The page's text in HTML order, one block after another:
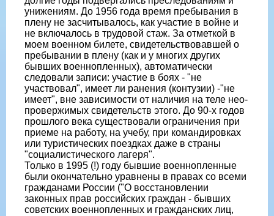
унижениям. До 1956 года время пребывания в
плену не засчитывалось, как участие в войне и
не включалось в трудовой стаж. За отметкой в
моем военном билете, свидетельствовавшей о
пребывании в плену (как и у многих других
бывших военнопленных), автоматически
следовали записи: участие в боях - "не
участвовал", имеет ли ранения (контузии) -"не
имеет", вне зависимости от наличия на теле нео-
провержимых свидетельств этого. До 90-х годов
прошлого века существовали ограничения при
приеме на работу, на учебу, при командировках
или туристических поездках даже в страны
"социалистического лагеря".
Только в 1995 (!) году бывшие военнопленные
были окончательно уравнены в правах со всеми
гражданами России ("О восстановлении
законных прав российских граждан - бывших
советских военнопленных и гражданских лиц,